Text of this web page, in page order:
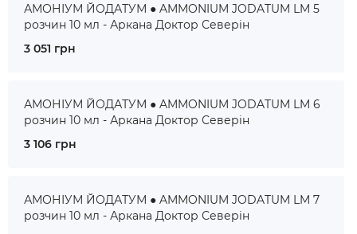
АМОНІУМ ЙОДАТУМ ● AMMONIUM JODATUM LM 5
розчин 10 мл - Аркана Доктор Северін
3 051 грн
АМОНІУМ ЙОДАТУМ ● AMMONIUM JODATUM LM 6
розчин 10 мл - Аркана Доктор Северін
3 106 грн
АМОНІУМ ЙОДАТУМ ● AMMONIUM JODATUM LM 7
розчин 10 мл - Аркана Доктор Северін